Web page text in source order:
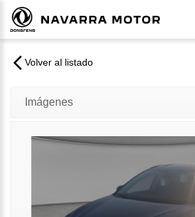
Volver al listado
Imágenes